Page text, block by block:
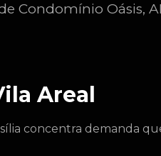
Condomínio Oásis,
Areal
concentra demanda